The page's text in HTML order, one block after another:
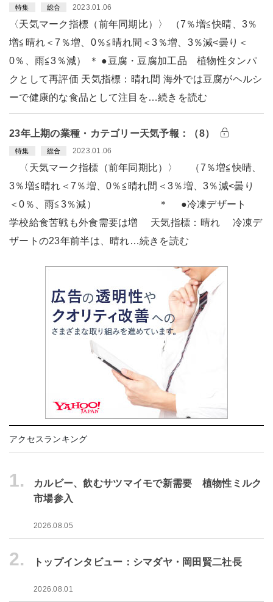
特集 総合 2023.01.06
〈天気マーク指標（前年同期比）〉 （7％増≦快晴、3％
増≦晴れ＜7％増、0％≦晴れ間＜3％増、3％減<曇り＜
0％、雨≦3％減） ＊ ●豆腐・豆腐加工品 植物性タンパ
クとして再評価 天気指標：晴れ間 海外では豆腐がヘルシ
ーで健康的な食品として注目を…続きを読む
23年上期の業種・カテゴリー天気予報：（8）
特集 総合 2023.01.06
〈天気マーク指標（前年同期比）〉 （7％増≦快晴、
3％増≦晴れ＜7％増、0％≦晴れ間＜3％増、3％減<曇り
＜0％、雨≦3％減） ＊ ●冷凍デザート
学校給食苦戦も外食需要は増 天気指標：晴れ 冷凍デ
ザートの23年前半は、晴れ…続きを読む
アクセスランキング
1.
カルビー、飲むサツマイモで新需要 植物性ミルク
市場参入
2026.08.05
2. トップインタビュー：シマダヤ・岡田賢二社長
2026.08.01